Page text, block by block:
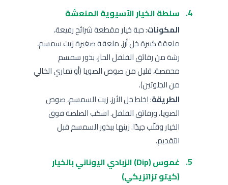
سلطة الخيار الآسيوية المنعشة
المكونات: حبة خيار مقطعة شرائح رفيعة،
ملعقة كبيرة خل أرز، ملعقة صغيرة زيت سمسم،
رشة من رقائق الفلفل الحار، بذور سمسم
محمصة، قليل من صوص الصويا (أو تماري الخالي
من الجلوتين).
الطريقة: اخلط خل الأرز، زيت السمسم، صوص
الصويا، ورقائق الفلفل. اسكب الصلصة فوق
الخيار وقلّب جيدًا. زينها ببذور السمسم قبل
التقديم.
غموس (Dip) الزبادي اليوناني بالخيار
(كيتو تزاتزيكي)